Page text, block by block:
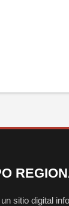
sitio digital